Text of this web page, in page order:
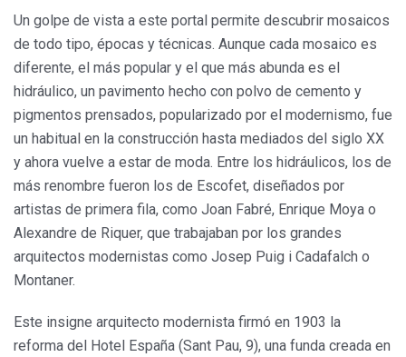
Un golpe de vista a este portal permite descubrir mosaicos
de todo tipo, épocas y técnicas. Aunque cada mosaico es
diferente, el más popular y el que más abunda es el
hidráulico, un pavimento hecho con polvo de cemento y
pigmentos prensados, popularizado por el modernismo, fue
un habitual en la construcción hasta mediados del siglo XX
y ahora vuelve a estar de moda. Entre los hidráulicos, los de
más renombre fueron los de Escofet, diseñados por
artistas de primera fila, como Joan Fabré, Enrique Moya o
Alexandre de Riquer, que trabajaban por los grandes
arquitectos modernistas como Josep Puig i Cadafalch o
Montaner.
Este insigne arquitecto modernista firmó en 1903 la
reforma del Hotel España (Sant Pau, 9), una funda creada en